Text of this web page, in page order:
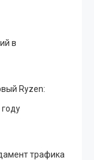
в
Ryzen:
трафика